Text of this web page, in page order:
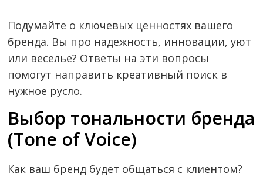
Подумайте о ключевых ценностях вашего
бренда. Вы про надежность, инновации, уют
или веселье? Ответы на эти вопросы
помогут направить креативный поиск в
нужное русло.
Выбор тональности бренда
(Tone of Voice)
Как ваш бренд будет общаться с клиентом?